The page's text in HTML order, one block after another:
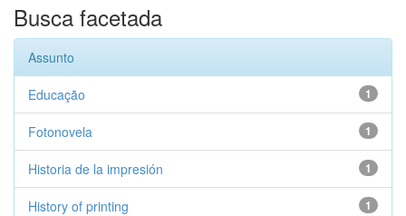
Busca facetada
Assunto
1
Educação
1
Fotonovela
1
Historia de la impresión
1
History of printing